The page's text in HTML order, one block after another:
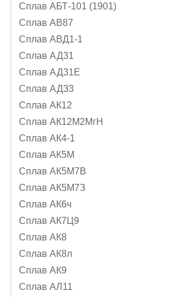
Сплав АБТ-101 (1901)
Сплав АВ87
Сплав АВД1-1
Сплав АД31
Сплав АД31Е
Сплав АД33
Сплав АК12
Сплав АК12М2МгН
Сплав АК4-1
Сплав АК5М
Сплав АК5М7В
Сплав АК5М7З
Сплав АК6ч
Сплав АК7Ц9
Сплав АК8
Сплав АК8л
Сплав АК9
Сплав АЛ11